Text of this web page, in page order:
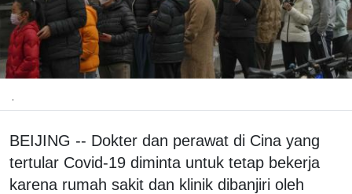
.
BEIJING -- Dokter dan perawat di Cina yang
tertular Covid-19 diminta untuk tetap bekerja
karena rumah sakit dan klinik dibanjiri oleh